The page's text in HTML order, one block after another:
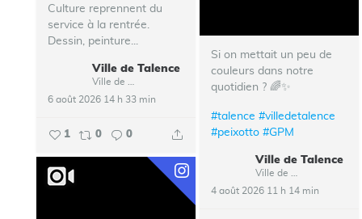
Culture reprennent du
service à la rentrée.
Dessin, peinture...
Ville de Talence
6 août 2026 14 h 33 min
1 0 0
Si on mettait un peu de
couleurs dans notre
quotidien ? 🌈✨
#talence #villedetalence
#peixotto #GPM
Ville de Talence
4 août 2026 11 h 14 min